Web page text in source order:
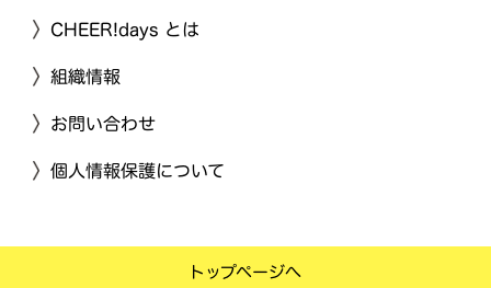
CHEER!days とは
組織情報
お問い合わせ
個人情報保護について
トップページへ